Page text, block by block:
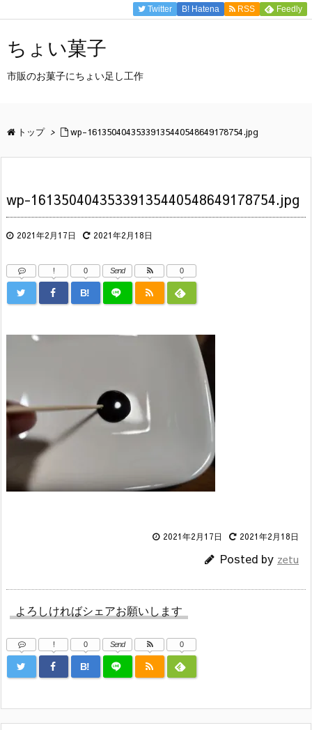
Twitter B! Hatena RSS Feedly
ちょい菓子
市販のお菓子にちょい足し工作
トップ > wp-16135040435339135440548649178754.jpg
wp-16135040435339135440548649178754.jpg
2021年2月17日 2021年2月18日
!
B!
0 Send 0
2021年2月17日 2021年2月18日
Posted by zetu
よろしければシェアお願いします
!
B!
0 Send 0